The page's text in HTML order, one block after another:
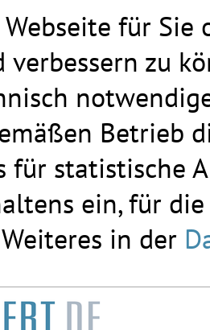
Webseite für
zu
Betrieb
für statistische
ein, für
in der